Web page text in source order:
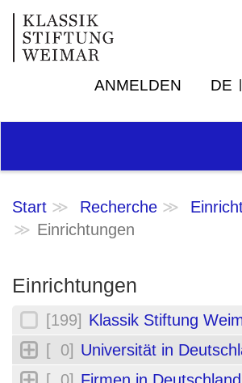
ANMELDEN DE
Start Recherche
Einrichtungen
Einrichtungen
[199] Klassik Stiftung
[ 0] Universität in